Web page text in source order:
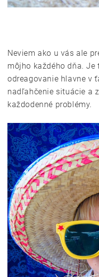
Neviem ako u vás ale
môjho každého dňa. Je
odreagovanie hlavne v
nadľahčenie situácie a
každodenné problémy.